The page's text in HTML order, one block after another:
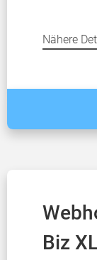
Nähere
Biz